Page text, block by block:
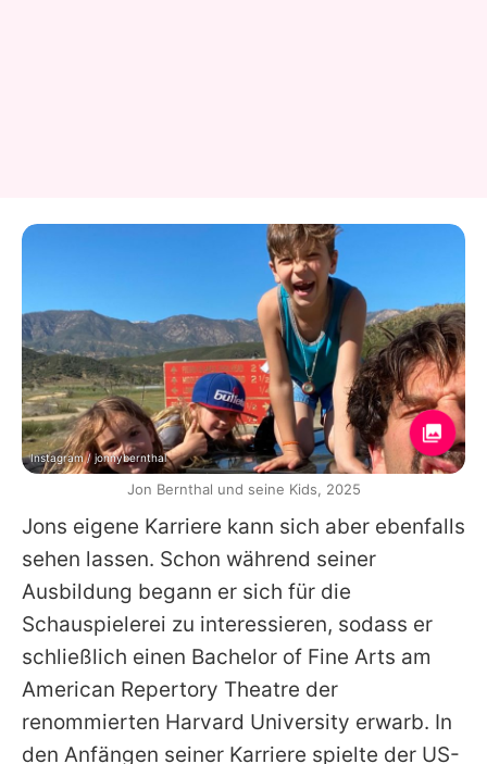
Jons eigene Karriere kann sich aber ebenfalls
sehen lassen. Schon während seiner
Ausbildung begann er sich für die
Schauspielerei zu interessieren, sodass er
schließlich einen Bachelor of Fine Arts am
American Repertory Theatre der
renommierten Harvard University erwarb. In
den Anfängen seiner Karriere spielte der US-
Instagram / jonnybernthal
Jon Bernthal und seine Kids, 2025